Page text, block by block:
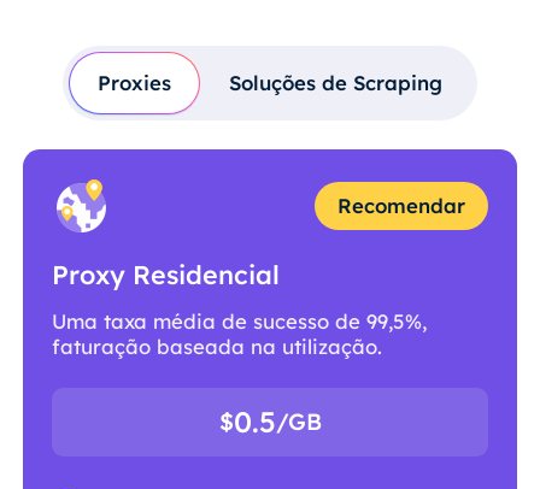
Proxies Soluções de Scraping
Recomendar
Proxy Residencial
Uma taxa média de sucesso de 99,5%,
faturação baseada na utilização.
$0.5/GB